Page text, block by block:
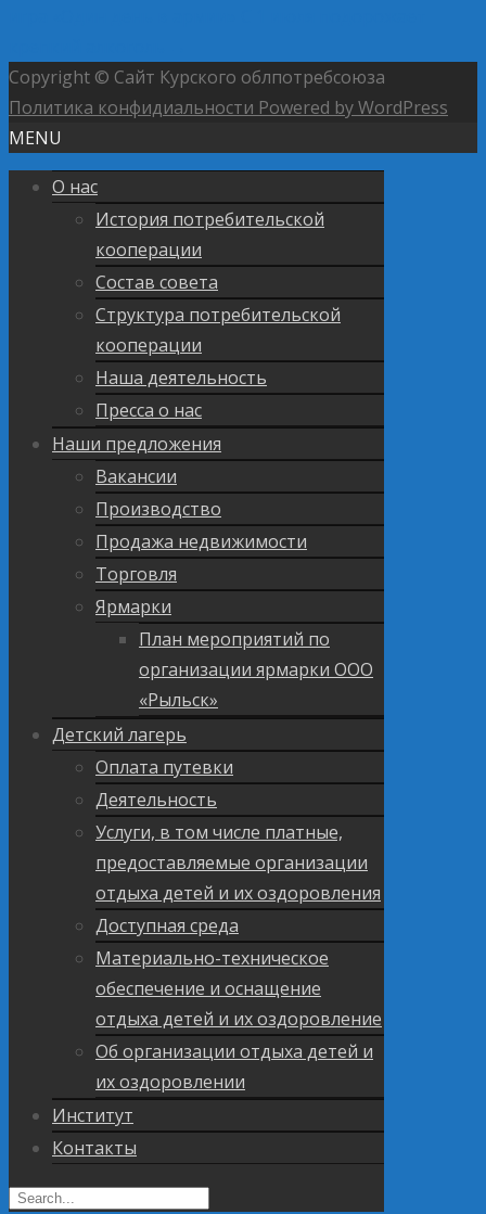
Copyright © Сайт Курского облпотребсоюза
Политика конфидиальности Powered by WordPress
MENU
О нас
История потребительской
кооперации
Состав совета
Структура потребительской
кооперации
Наша деятельность
Пресса о нас
Наши предложения
Вакансии
Производство
Продажа недвижимости
Торговля
Ярмарки
План мероприятий по
организации ярмарки ООО
«Рыльск»
Детский лагерь
Оплата путевки
Деятельность
Услуги, в том числе платные,
предоставляемые организации
отдыха детей и их оздоровления
Доступная среда
Материально-техническое
обеспечение и оснащение
отдыха детей и их оздоровление
Об организации отдыха детей и
их оздоровлении
Институт
Контакты